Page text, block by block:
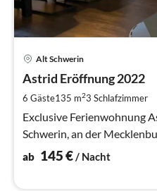
Alt Schwerin
Astrid Eröffnung 2022
6 Gäste135 m23 Schlafzimmer
Exclusive Ferienwohnung
Schwerin, an der
ab 145€/ Nacht